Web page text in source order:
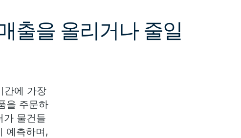
출을 올리거나 줄일
간에 가장
을 주문하
가 물건들
예측하며,